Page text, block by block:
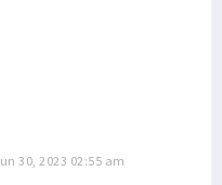
30, 2023 02:55 am